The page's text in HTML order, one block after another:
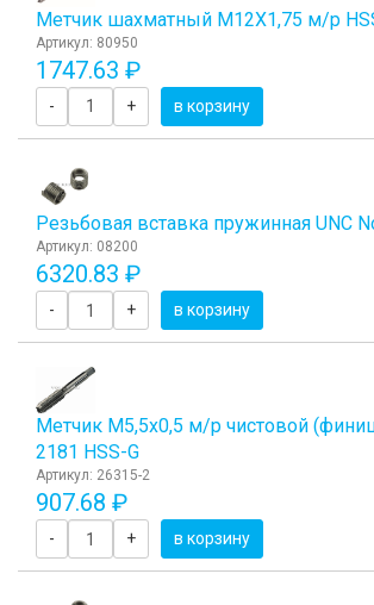
Метчик шахматный М12Х1,75 м/р
Артикул: 80950
1747.63 ₽
- + в корзину
Резьбовая вставка пружинная UNC
Артикул: 08200
6320.83 ₽
- + в корзину
Метчик М5,5x0,5 м/р чистовой
2181 HSS-G
Артикул: 26315-2
907.68 ₽
- + в корзину